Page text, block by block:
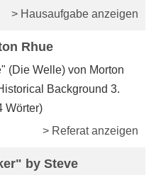
> Hausaufgabe anzeigen
Rhue
(Die Welle) von Morton
Background 3.
Wörter)
> Referat anzeigen
by Steve